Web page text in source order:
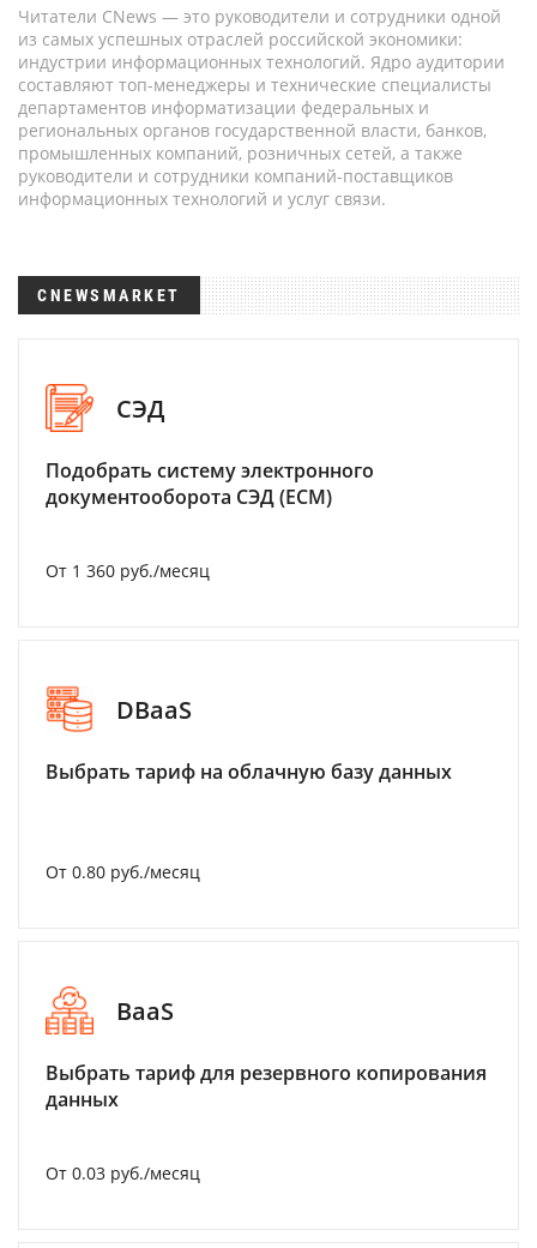
Читатели CNews — это руководители и сотрудники одной
из самых успешных отраслей российской экономики:
индустрии информационных технологий. Ядро аудитории
составляют топ-менеджеры и технические специалисты
департаментов информатизации федеральных и
региональных органов государственной власти, банков,
промышленных компаний, розничных сетей, а также
руководители и сотрудники компаний-поставщиков
информационных технологий и услуг связи.
CNEWSMARKET
СЭД
Подобрать систему электронного
документооборота СЭД (ECM)
От 1 360 руб./месяц
DBaaS
Выбрать тариф на облачную базу данных
От 0.80 руб./месяц
BaaS
Выбрать тариф для резервного копирования
данных
От 0.03 руб./месяц